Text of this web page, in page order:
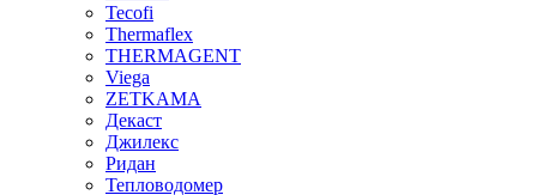
Tecofi
Thermaflex
THERMAGENT
Viega
ZETKAMA
Декаст
Джилекс
Ридан
Тепловодомер